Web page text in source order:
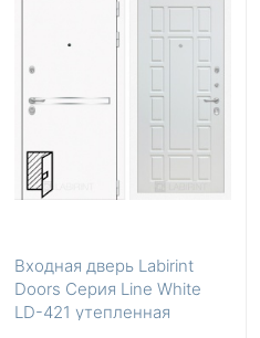
Входная дверь Labirint
Doors Серия Line White
LD-421 утепленная